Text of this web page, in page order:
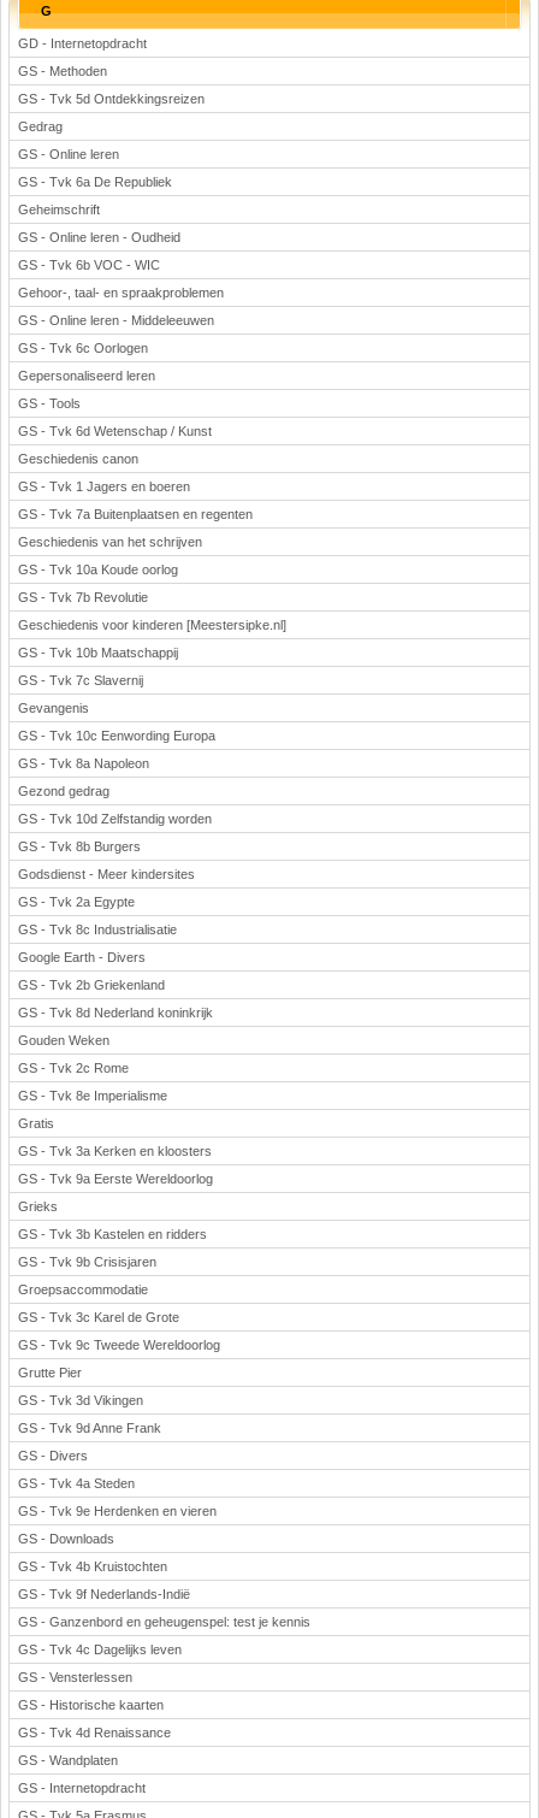
G
GD - Internetopdracht
GS - Methoden
GS - Tvk 5d Ontdekkingsreizen
Gedrag
GS - Online leren
GS - Tvk 6a De Republiek
Geheimschrift
GS - Online leren - Oudheid
GS - Tvk 6b VOC - WIC
Gehoor-, taal- en spraakproblemen
GS - Online leren - Middeleeuwen
GS - Tvk 6c Oorlogen
Gepersonaliseerd leren
GS - Tools
GS - Tvk 6d Wetenschap / Kunst
Geschiedenis canon
GS - Tvk 1 Jagers en boeren
GS - Tvk 7a Buitenplaatsen en regenten
Geschiedenis van het schrijven
GS - Tvk 10a Koude oorlog
GS - Tvk 7b Revolutie
Geschiedenis voor kinderen [Meestersipke.nl]
GS - Tvk 10b Maatschappij
GS - Tvk 7c Slavernij
Gevangenis
GS - Tvk 10c Eenwording Europa
GS - Tvk 8a Napoleon
Gezond gedrag
GS - Tvk 10d Zelfstandig worden
GS - Tvk 8b Burgers
Godsdienst - Meer kindersites
GS - Tvk 2a Egypte
GS - Tvk 8c Industrialisatie
Google Earth - Divers
GS - Tvk 2b Griekenland
GS - Tvk 8d Nederland koninkrijk
Gouden Weken
GS - Tvk 2c Rome
GS - Tvk 8e Imperialisme
Gratis
GS - Tvk 3a Kerken en kloosters
GS - Tvk 9a Eerste Wereldoorlog
Grieks
GS - Tvk 3b Kastelen en ridders
GS - Tvk 9b Crisisjaren
Groepsaccommodatie
GS - Tvk 3c Karel de Grote
GS - Tvk 9c Tweede Wereldoorlog
Grutte Pier
GS - Tvk 3d Vikingen
GS - Tvk 9d Anne Frank
GS - Divers
GS - Tvk 4a Steden
GS - Tvk 9e Herdenken en vieren
GS - Downloads
GS - Tvk 4b Kruistochten
GS - Tvk 9f Nederlands-Indië
GS - Ganzenbord en geheugenspel: test je kennis
GS - Tvk 4c Dagelijks leven
GS - Vensterlessen
GS - Historische kaarten
GS - Tvk 4d Renaissance
GS - Wandplaten
GS - Internetopdracht